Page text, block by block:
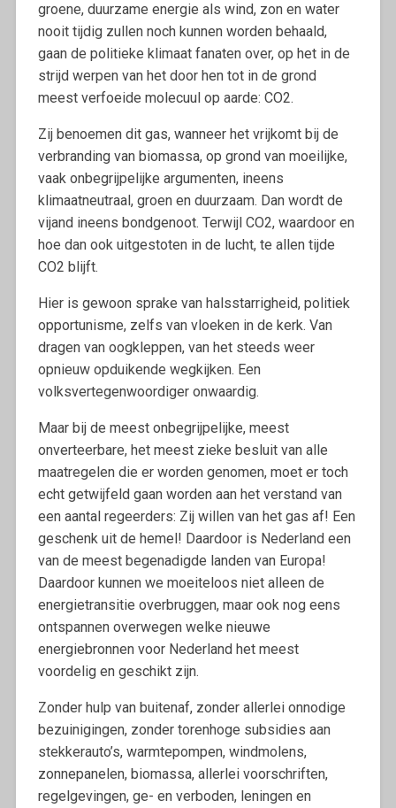
groene, duurzame energie als wind, zon en water
nooit tijdig zullen noch kunnen worden behaald,
gaan de politieke klimaat fanaten over, op het in de
strijd werpen van het door hen tot in de grond
meest verfoeide molecuul op aarde: CO2.
Zij benoemen dit gas, wanneer het vrijkomt bij de
verbranding van biomassa, op grond van moeilijke,
vaak onbegrijpelijke argumenten, ineens
klimaatneutraal, groen en duurzaam. Dan wordt de
vijand ineens bondgenoot. Terwijl CO2, waardoor en
hoe dan ook uitgestoten in de lucht, te allen tijde
CO2 blijft.
Hier is gewoon sprake van halsstarrigheid, politiek
opportunisme, zelfs van vloeken in de kerk. Van
dragen van oogkleppen, van het steeds weer
opnieuw opduikende wegkijken. Een
volksvertegenwoordiger onwaardig.
Maar bij de meest onbegrijpelijke, meest
onverteerbare, het meest zieke besluit van alle
maatregelen die er worden genomen, moet er toch
echt getwijfeld gaan worden aan het verstand van
een aantal regeerders: Zij willen van het gas af! Een
geschenk uit de hemel! Daardoor is Nederland een
van de meest begenadigde landen van Europa!
Daardoor kunnen we moeiteloos niet alleen de
energietransitie overbruggen, maar ook nog eens
ontspannen overwegen welke nieuwe
energiebronnen voor Nederland het meest
voordelig en geschikt zijn.
Zonder hulp van buitenaf, zonder allerlei onnodige
bezuinigingen, zonder torenhoge subsidies aan
stekkerauto’s, warmtepompen, windmolens,
zonnepanelen, biomassa, allerlei voorschriften,
regelgevingen, ge- en verboden, leningen en